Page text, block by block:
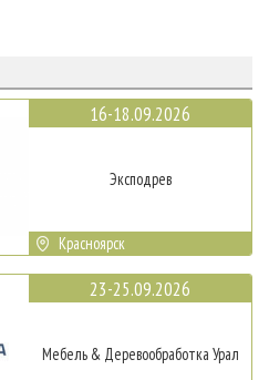
16-18.09.2026
Эксподрев
Красноярск
23-25.09.2026
Мебель & Деревообработка Урал